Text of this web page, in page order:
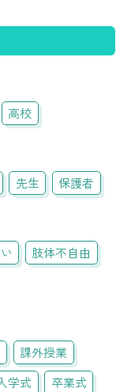
高校
先生 保護者
肢体不自由
課外授業
学式
卒業式